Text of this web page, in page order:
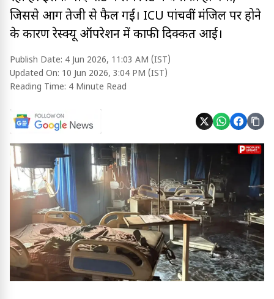
जिससे आग तेजी से फैल गई। ICU पांचवीं मंजिल पर होने
के कारण रेस्क्यू ऑपरेशन में काफी दिक्कत आई।
Publish Date: 4 Jun 2026, 11:03 AM (IST)
Updated On: 10 Jun 2026, 3:04 PM (IST)
Reading Time: 4 Minute Read